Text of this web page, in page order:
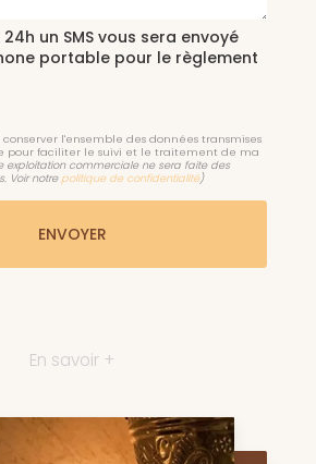
24h un SMS vous sera envoyé
portable pour le règlement
l'ensemble des données transmises
pour faciliter le suivi et le traitement de ma
exploitation commerciale ne sera faite des
Voir notre politique de confidentialité)
En savoir +